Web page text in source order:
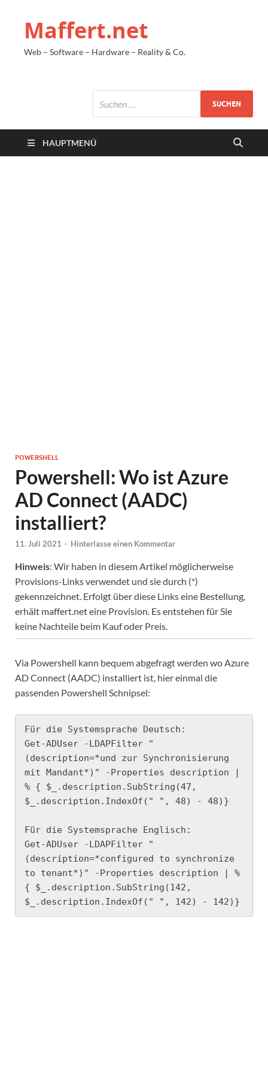
Maffert.net
Web – Software – Hardware – Reality & Co.
HAUPTMENÜ
POWERSHELL
Powershell: Wo ist Azure
AD Connect (AADC)
installiert?
11. Juli 2021 - Hinterlasse einen Kommentar
Hinweis: Wir haben in diesem Artikel möglicherweise
Provisions-Links verwendet und sie durch (*)
gekennzeichnet. Erfolgt über diese Links eine Bestellung,
erhält maffert.net eine Provision. Es entstehen für Sie
keine Nachteile beim Kauf oder Preis.
Via Powershell kann bequem abgefragt werden wo Azure
AD Connect (AADC) installiert ist, hier einmal die
passenden Powershell Schnipsel:
Für die Systemsprache Deutsch:
Get-ADUser -LDAPFilter "
(description=*und zur Synchronisierung
mit Mandant*)" -Properties description |
% { $_.description.SubString(47,
$_.description.IndexOf(" ", 48) - 48)}
Für die Systemsprache Englisch:
Get-ADUser -LDAPFilter "
(description=*configured to synchronize
to tenant*)" -Properties description | %
{ $_.description.SubString(142,